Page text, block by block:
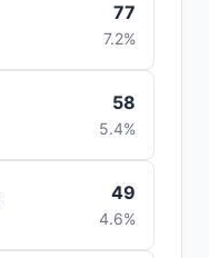
77
7.2%
58
5.4%
49
4.6%